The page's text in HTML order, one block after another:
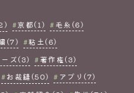
京都(1)
毛糸(6)
(7)
粘土(6)
ーズ(3)
著作権(3)
お裁縫(50)
アプリ(7)